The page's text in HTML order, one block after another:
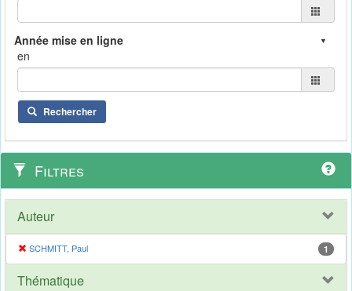
en
Rechercher
Filtres
Auteur
SCHMITT, Paul 1
Thématique